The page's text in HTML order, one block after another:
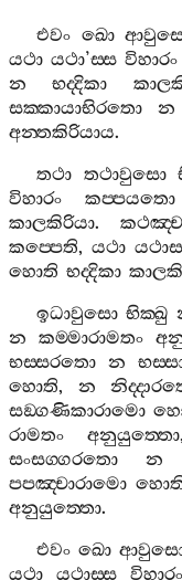
එවං ඛො
යථා යථා’ස‍්ස විහාරං
න
භද‍්දිකා
සක‍්කායාභිරතො
න
අන‍්තකිරියාය.
තථා තථාවුසො
විහාරං
කප‍්පයතො
කාලකිරියා.
කප‍්පෙති,යථා
හොති භද‍්දිකා
ඉධාවුසො භික‍්ඛු
න
කම‍්මාරාමතං
භස‍්සරතො න
හොති, න
සඞ‍්ගණිකාරාමො
රාමතං
අනුයුත‍්තො
සංසග‍්ගරතො
න
පපඤ‍්චාරාමො
අනුයුත‍්තො.
එවං ඛො
යථා
යථාස‍්ස විහාරං